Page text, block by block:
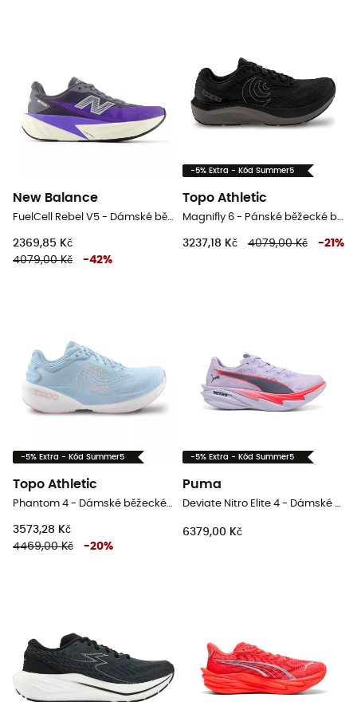
New Balance
FuelCell Rebel V5 - Dámské běžecké boty
2369,85 Kč
4079,00 Kč
-42%
-5% Extra - Kód Summer5
Topo Athletic
Magnifly 6 - Pánské běžecké boty
3237,18 Kč 4079,00 Kč -21 %
-5% Extra - Kód Summer5
Topo Athletic
Phantom 4 - Dámské běžecké boty
3573,28 Kč
4469,00 Kč
-20%
-5% Extra - Kód Summer5
Puma
Deviate Nitro Elite 4 - Dámské běžecké boty
6379,00 Kč